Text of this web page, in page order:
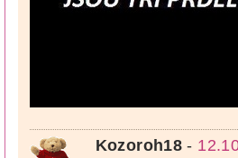
Kozoroh18 -